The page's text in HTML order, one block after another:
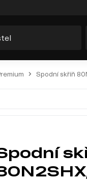
Spodní skříň